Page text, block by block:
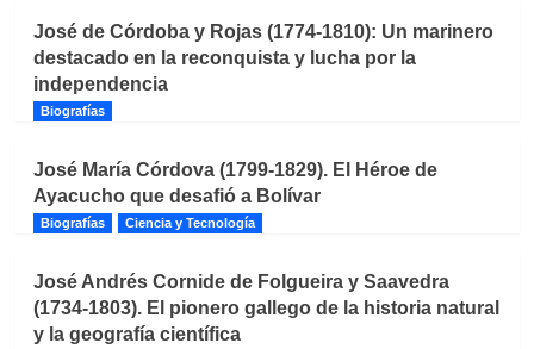
José de Córdoba y Rojas (1774-1810): Un marinero
destacado en la reconquista y lucha por la
independencia
Biografías
José María Córdova (1799-1829). El Héroe de
Ayacucho que desafió a Bolívar
Biografías Ciencia y Tecnología
José Andrés Cornide de Folgueira y Saavedra
(1734-1803). El pionero gallego de la historia natural
y la geografía científica